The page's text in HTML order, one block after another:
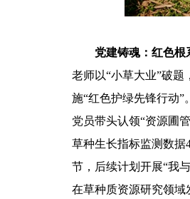
党建铸魂：红色根
老师以“小草大业”破
施“红色护绿先锋行动”
党员带头认领“资源圃
草种生长指标监测数
节，后续计划开展“我
在草种质资源研究领域